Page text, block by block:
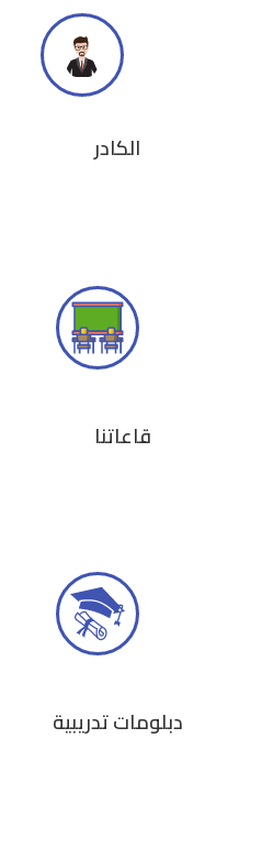
دبلومات تدريبية
قاعاتنا
الكادر